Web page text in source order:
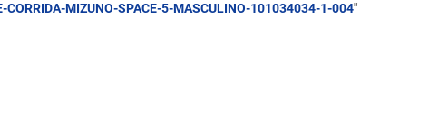
CORRIDA-MIZUNO-SPACE-5-MASCULINO-101034034-1-004"